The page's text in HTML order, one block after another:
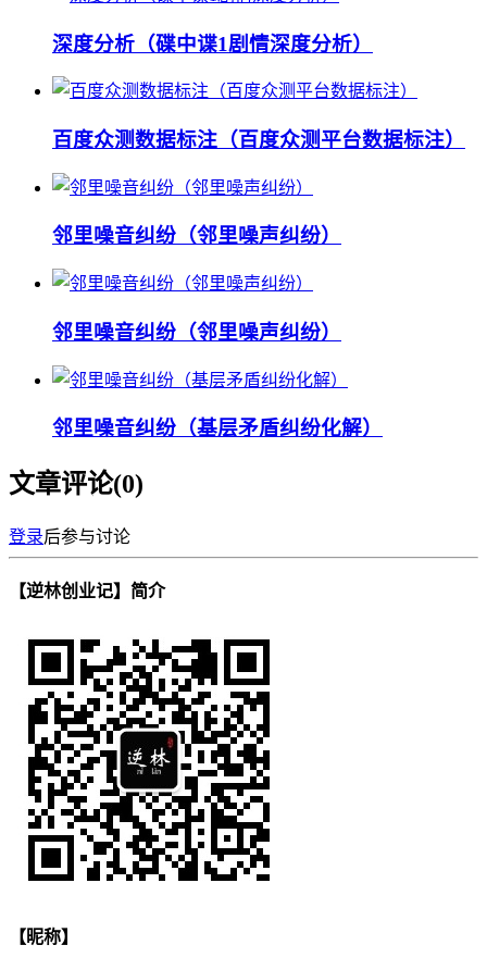
深度分析（碟中谍1剧情深度分析）
百度众测数据标注（百度众测平台数据标注）
邻里噪音纠纷（邻里噪声纠纷）
邻里噪音纠纷（邻里噪声纠纷）
邻里噪音纠纷（基层矛盾纠纷化解）
文章评论(0)
登录后参与讨论
【逆林创业记】简介
【昵称】